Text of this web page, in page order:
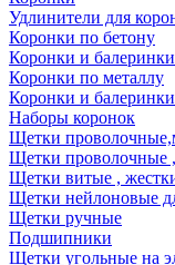
Удлинители для
Коронки по бетону
Коронки и
Коронки по металлу
Коронки и
Наборы коронок
Щетки
Щетки проволочные
Щетки витые ,
Щетки нейлоновые
Щетки ручные
Подшипники
Щетки угольные на